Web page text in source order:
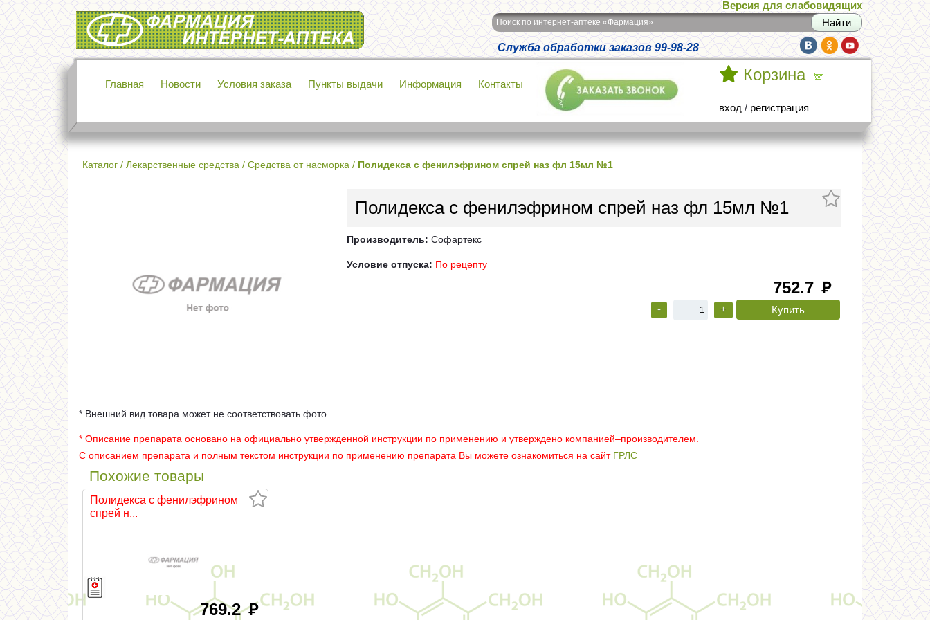
Интернет-аптека Фармация
Версия для слабовидящих
Поиск по интернет-аптеке «Фармация»
Служба обработки заказов 99-98-28
Главная Новости Условия заказа Пункты выдачи Информация Контакты
Корзина
вход / регистрация
Каталог / Лекарственные средства / Средства от насморка / Полидекса с фенилэфрином спрей наз фл 15мл №1
Полидекса с фенилэфрином спрей наз фл 15мл №1
Производитель: Софартекс
Условие отпуска: По рецепту
752.7 руб
- +
* Внешний вид товара может не соответствовать фото
* Описание препарата основано на официально утвержденной инструкции по применению и утверждено компанией–производителем.
С описанием препарата и полным текстом инструкции по применению препарата Вы можете ознакомиться на сайт ГРЛС
Похожие товары
Полидекса с фенилэфрином
спрей н...
769.2руб